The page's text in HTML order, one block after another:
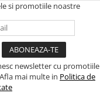
si promotiile noastre
newsletter cu promotiile
mai multe in Politica de